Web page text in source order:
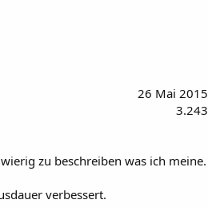
26 Mai 2015
3.243
zu beschreiben was ich meine.
verbessert.